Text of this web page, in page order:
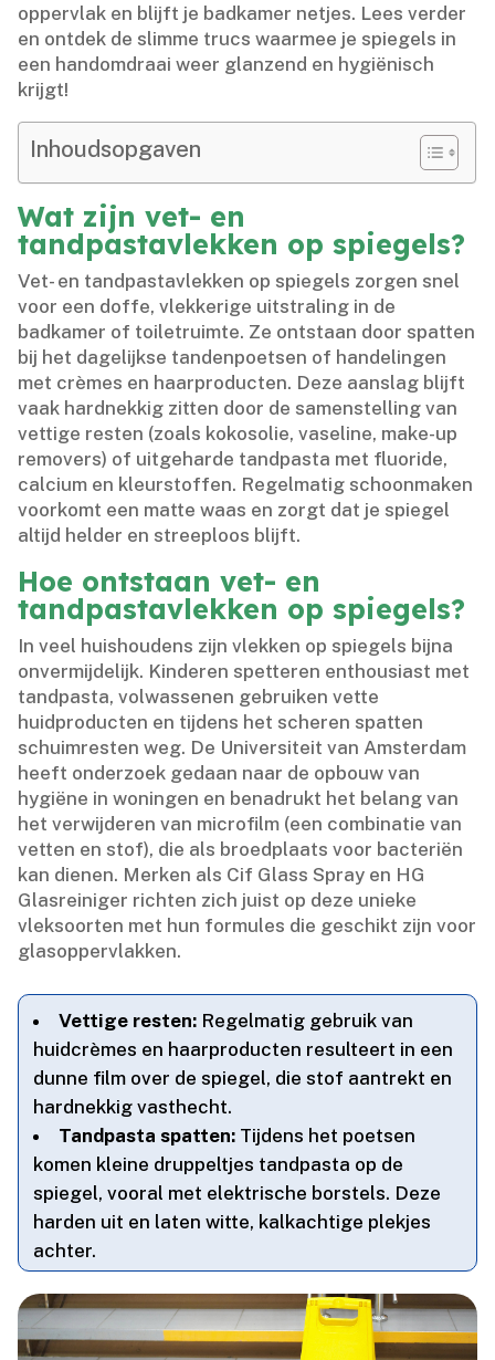
oppervlak en blijft je badkamer netjes.​ Lees verder
en ontdek de slimme trucs waarmee je spiegels in
een handomdraai weer glanzend en hygiënisch
krijgt!
Inhoudsopgaven
Wat zijn vet- en
tandpastavlekken op spiegels?
Vet- en tandpastavlekken op spiegels zorgen snel
voor een doffe, vlekkerige uitstraling in de
badkamer of toiletruimte.​ Ze ontstaan door spatten
bij het dagelijkse tandenpoetsen of handelingen
met crèmes en haarproducten.​ Deze aanslag blijft
vaak hardnekkig zitten door de samenstelling van
vettige resten (zoals kokosolie, vaseline, make-up
removers) of uitgeharde tandpasta met fluoride,
calcium en kleurstoffen.​ Regelmatig schoonmaken
voorkomt een matte waas en zorgt dat je spiegel
altijd helder en streeploos blijft.​
Hoe ontstaan vet- en
tandpastavlekken op spiegels?
In veel huishoudens zijn vlekken op spiegels bijna
onvermijdelijk.​ Kinderen spetteren enthousiast met
tandpasta, volwassenen gebruiken vette
huidproducten en tijdens het scheren spatten
schuimresten weg.​ De Universiteit van Amsterdam
heeft onderzoek gedaan naar de opbouw van
hygiëne in woningen en benadrukt het belang van
het verwijderen van microfilm (een combinatie van
vetten en stof), die als broedplaats voor bacteriën
kan dienen.​ Merken als Cif Glass Spray en HG
Glasreiniger richten zich juist op deze unieke
vleksoorten met hun formules die geschikt zijn voor
glasoppervlakken.​
Vettige resten: Regelmatig gebruik van
huidcrèmes en haarproducten resulteert in een
dunne film over de spiegel, die stof aantrekt en
hardnekkig vasthecht.​
Tandpasta spatten: Tijdens het poetsen
komen kleine druppeltjes tandpasta op de
spiegel, vooral met elektrische borstels.​ Deze
harden uit en laten witte, kalkachtige plekjes
achter.​